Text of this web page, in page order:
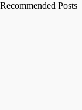
Recommended Posts